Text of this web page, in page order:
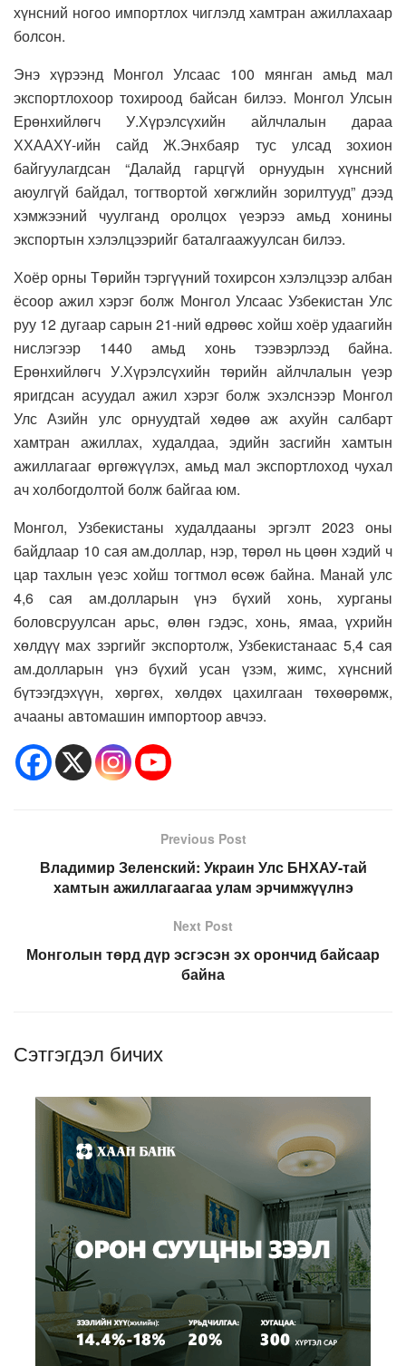
хүнсний ногоо импортлох чиглэлд хамтран ажиллахаар
болсон.
Энэ хүрээнд Монгол Улсаас 100 мянган амьд мал
экспортлохоор тохироод байсан билээ. Монгол Улсын
Ерөнхийлөгч У.Хүрэлсүхийн айлчлалын дараа
ХХААХҮ-ийн сайд Ж.Энхбаяр тус улсад зохион
байгуулагдсан “Далайд гарцгүй орнуудын хүнсний
аюулгүй байдал, тогтвортой хөгжлийн зорилтууд” дээд
хэмжээний чуулганд оролцох үеэрээ амьд хонины
экспортын хэлэлцээрийг баталгаажуулсан билээ.
Хоёр орны Төрийн тэргүүний тохирсон хэлэлцээр албан
ёсоор ажил хэрэг болж Монгол Улсаас Узбекистан Улс
руу 12 дугаар сарын 21-ний өдрөөс хойш хоёр удаагийн
нислэгээр 1440 амьд хонь тээвэрлээд байна.
Ерөнхийлөгч У.Хүрэлсүхийн төрийн айлчлалын үеэр
яригдсан асуудал ажил хэрэг болж эхэлснээр Монгол
Улс Азийн улс орнуудтай хөдөө аж ахуйн салбарт
хамтран ажиллах, худалдаа, эдийн засгийн хамтын
ажиллагааг өргөжүүлэх, амьд мал экспортлоход чухал
ач холбогдолтой болж байгаа юм.
Монгол, Узбекистаны худалдааны эргэлт 2023 оны
байдлаар 10 сая ам.доллар, нэр, төрөл нь цөөн хэдий ч
цар тахлын үеэс хойш тогтмол өсөж байна. Манай улс
4,6 сая ам.долларын үнэ бүхий хонь, хурганы
боловсруулсан арьс, өлөн гэдэс, хонь, ямаа, үхрийн
хөлдүү мах зэргийг экспортолж, Узбекистанаас 5,4 сая
ам.долларын үнэ бүхий усан үзэм, жимс, хүнсний
бүтээгдэхүүн, хөргөх, хөлдөх цахилгаан төхөөрөмж,
ачааны автомашин импортоор авчээ.
Previous Post
Владимир Зеленский: Украин Улс БНХАУ-тай
хамтын ажиллагаагаа улам эрчимжүүлнэ
Next Post
Монголын төрд дүр эсгэсэн эх орончид байсаар
байна
Сэтгэгдэл бичих